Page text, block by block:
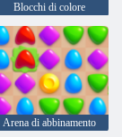
Blocchi di colore
Arena di abbinamento